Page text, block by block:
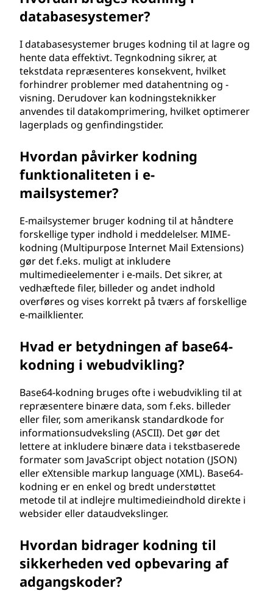
databasesystemer?
I databasesystemer bruges kodning til at lagre og
hente data effektivt. Tegnkodning sikrer, at
tekstdata repræsenteres konsekvent, hvilket
forhindrer problemer med datahentning og -
visning. Derudover kan kodningsteknikker
anvendes til datakomprimering, hvilket optimerer
lagerplads og genfindingstider.
Hvordan påvirker kodning
funktionaliteten i e-
mailsystemer?
E-mailsystemer bruger kodning til at håndtere
forskellige typer indhold i meddelelser. MIME-
kodning (Multipurpose Internet Mail Extensions)
gør det f.eks. muligt at inkludere
multimedieelementer i e-mails. Det sikrer, at
vedhæftede filer, billeder og andet indhold
overføres og vises korrekt på tværs af forskellige
e-mailklienter.
Hvad er betydningen af base64-
kodning i webudvikling?
Base64-kodning bruges ofte i webudvikling til at
repræsentere binære data, som f.eks. billeder
eller filer, som amerikansk standardkode for
informationsudveksling (ASCII). Det gør det
lettere at inkludere binære data i tekstbaserede
formater som JavaScript object notation (JSON)
eller eXtensible markup language (XML). Base64-
kodning er en enkel og bredt understøttet
metode til at indlejre multimedieindhold direkte i
websider eller dataudvekslinger.
Hvordan bidrager kodning til
sikkerheden ved opbevaring af
adgangskoder?